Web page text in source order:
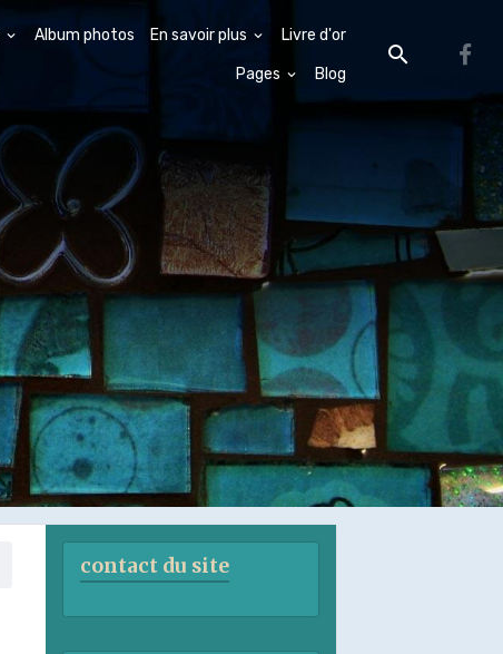
Album photos En savoir plus Livre d'or
Pages Blog
contact du site